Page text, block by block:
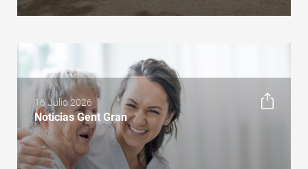
16 Julio 2026
Noticias Gent Gran